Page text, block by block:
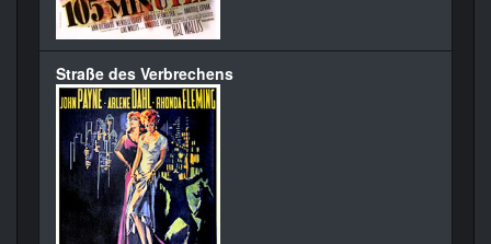
Straße des Verbrechens